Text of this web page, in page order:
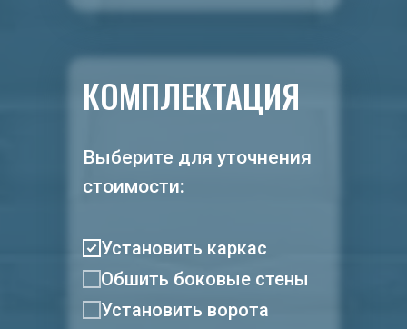
Установить каркас
Обшить боковые стены
Установить ворота
КОМПЛЕКТАЦИЯ
Выберите для уточнения
стоимости: